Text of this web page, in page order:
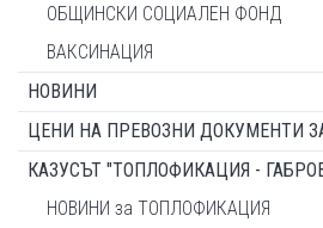
ОБЩИНСКИ СОЦИАЛЕН ФОНД
ВАКСИНАЦИЯ
НОВИНИ
ЦЕНИ НА ПРЕВОЗНИ ДОКУМЕНТИ
КАЗУСЪТ "ТОПЛОФИКАЦИЯ -
НОВИНИ за ТОПЛОФИКАЦИЯ